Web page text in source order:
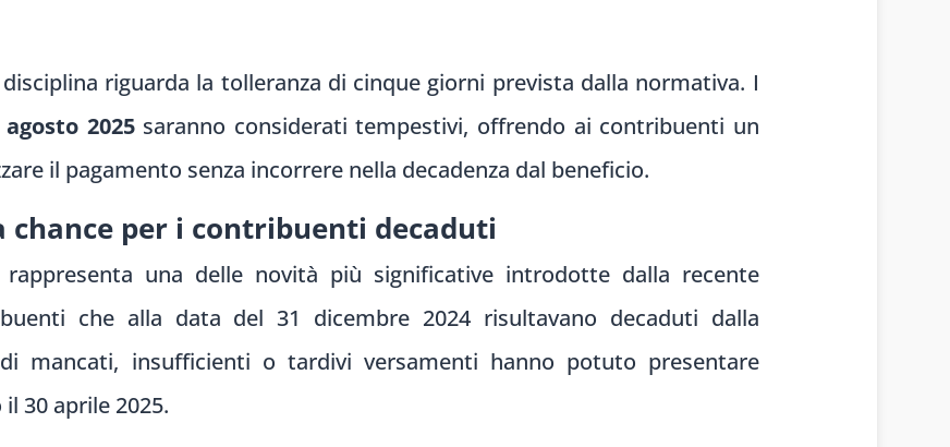
riguarda la tolleranza di cinque giorni prevista dalla normativa. I
agosto 2025saranno considerati tempestivi, offrendo ai contribuenti un
il pagamento senza incorrere nella decadenza dal beneficio.
chance per i contribuenti decaduti
una delle novità più significative introdotte dalla recente
che alla data del 31 dicembre 2024 risultavano decaduti dalla
mancati, insufficienti o tardivi versamenti hanno potuto presentare
30 aprile 2025.